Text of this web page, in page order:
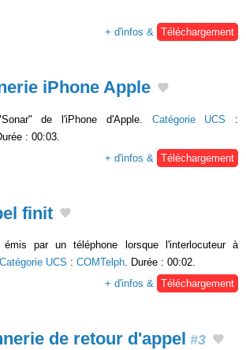
+ d'infos &
Téléchargement
iPhone Apple
de l'iPhone d'Apple. Catégorie UCS :
: 00:03.
+ d'infos &
Téléchargement
finit
par un téléphone lorsque l'interlocuteur à
Catégorie UCS : COMTelph. Durée : 00:02.
+ d'infos & Téléchargement
de retour d'appel #3